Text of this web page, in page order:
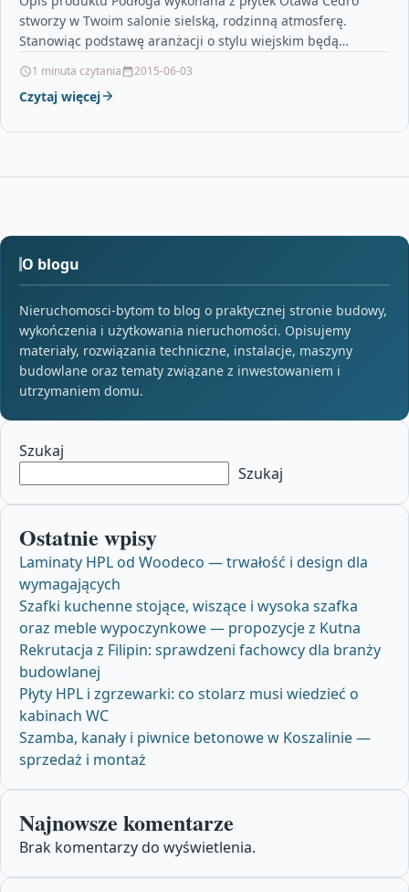
stworzy w Twoim salonie sielską, rodzinną atmosferę.
Stanowiąc podstawę aranżacji o stylu wiejskim będą
1 minuta czytania 2015-06-03
Czytaj więcej
O blogu
Nieruchomosci-bytom to blog o praktycznej stronie budowy,
wykończenia i użytkowania nieruchomości. Opisujemy
materiały, rozwiązania techniczne, instalacje, maszyny
budowlane oraz tematy związane z inwestowaniem i
utrzymaniem domu.
Szukaj
Szukaj
Ostatnie wpisy
Laminaty HPL od Woodeco — trwałość i design dla
wymagających
Szafki kuchenne stojące, wiszące i wysoka szafka
oraz meble wypoczynkowe — propozycje z Kutna
Rekrutacja z Filipin: sprawdzeni fachowcy dla branży
budowlanej
Płyty HPL i zgrzewarki: co stolarz musi wiedzieć o
kabinach WC
Szamba, kanały i piwnice betonowe w Koszalinie —
sprzedaż i montaż
Najnowsze komentarze
Brak komentarzy do wyświetlenia.